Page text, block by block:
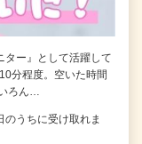
ター』として活躍して
分程度。空いた時間
ろん…
うちに受け取れま